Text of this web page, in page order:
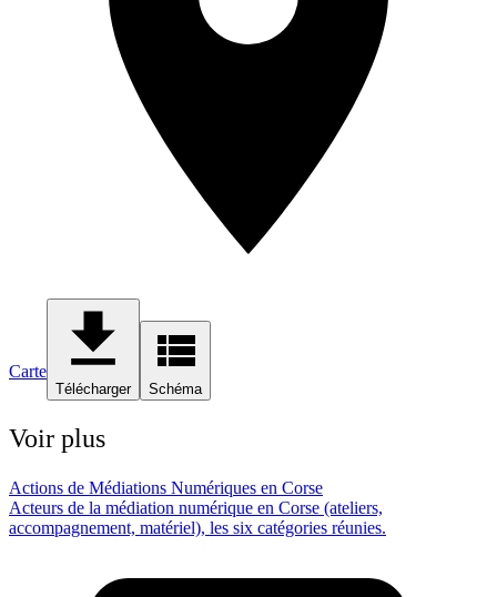
Carte
Télécharger Schéma
Voir plus
Actions de Médiations Numériques en Corse
Acteurs de la médiation numérique en Corse (ateliers,
accompagnement, matériel), les six catégories réunies.